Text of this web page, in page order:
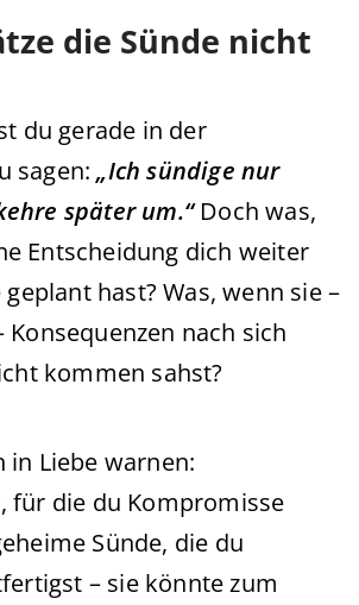
die Sünde nicht
du gerade in der
sagen:„Ich sündige nur
später um.“Doch was,
Entscheidung dich weiter
hast? Was, wenn sie –
Konsequenzen nach sich
kommen sahst?
in Liebe warnen:
für die du Kompromisse
Sünde, die du
– sie könnte zum